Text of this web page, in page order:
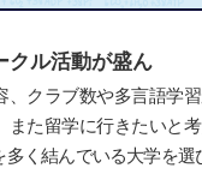
クル活動が盛ん
、クラブ数や多言語学
また留学に行きたいと
く結んでいる大学を選